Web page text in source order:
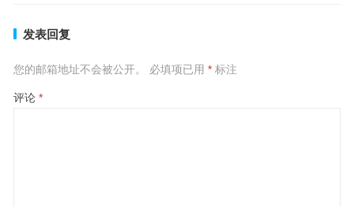
发表回复
您的邮箱地址不会被公开。 必填项已用 *标注
评论 *